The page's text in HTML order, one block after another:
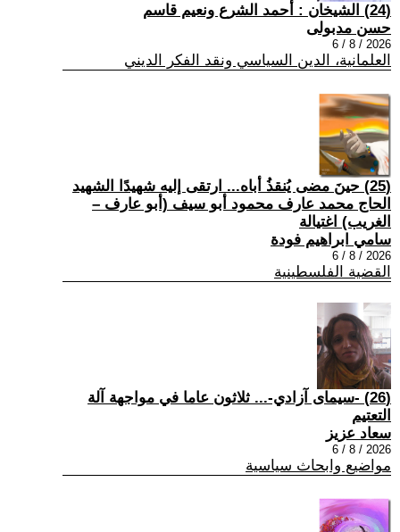
(24) الشيخان : أحمد الشرع ونعيم قاسم
حسن مدبولى
2026 / 8 / 6
العلمانية، الدين السياسي ونقد الفكر الديني
(25) حينَ مضى يُنقذُ أباه... ارتقى إليه شهيدًا الشهيد
الحاج محمد عارف محمود أبو سيف (أبو عارف –
الغريب) اغتيالة
سامي ابراهيم فودة
2026 / 8 / 6
القضية الفلسطينية
(26) -سيمای آزادي-... ثلاثون عاما في مواجهة آلة
التعتيم
سعاد عزيز
2026 / 8 / 6
مواضيع وابحاث سياسية